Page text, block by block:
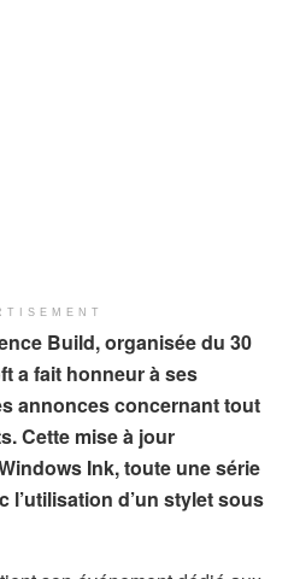
Build, organisée du 30
a fait honneur à ses
annonces concernant tout
Cette mise à jour
Ink, toute une série
l’utilisation d’un stylet sous